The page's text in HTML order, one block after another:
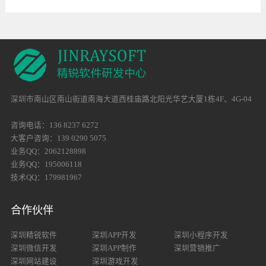
深圳市南山区南山街道南海大道西桂庙路北阳光华艺大厦1栋4F、4G-04
咨询电话：136 8237 6272
大客户咨询：139 0290 5075
业务QQ：2062128898
业务QQ：195006118
技术QQ：179981967
合作伙伴
深圳精锐软件 深圳APP开发
深圳小程序开发
深圳微信开发
深圳APP制作
深圳营销推广
深圳网站建设
深圳游戏开发